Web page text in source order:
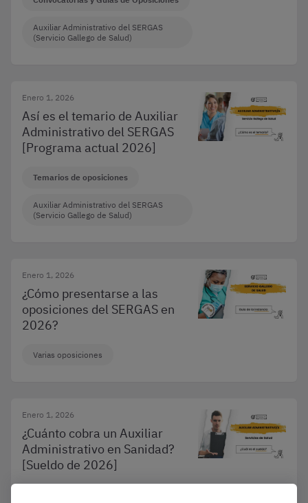
Auxiliar Administrativo del SERGAS
(Servicio Gallego de Salud)
Enero 1, 2026
Así es el temario de Auxiliar
Administrativo del SERGAS
[Programa actual 2026]
Temarios de oposiciones
Auxiliar Administrativo del SERGAS
(Servicio Gallego de Salud)
Enero 1, 2026
¿Cómo presentarse a las
oposiciones del SERGAS en
2026?
Varias oposiciones
Enero 1, 2026
¿Cuánto cobra un Auxiliar
Administrativo en Sanidad?
[Sueldo de 2026]